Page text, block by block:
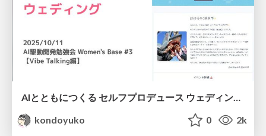
AIとともにつくる セルフプロデュース ウェディング / selfproduce wedding with AI
kondoyuko
0 2k